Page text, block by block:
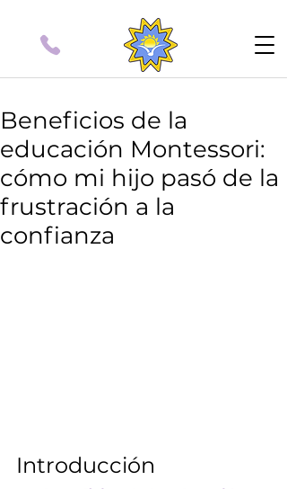
Beneficios de la
educación Montessori:
cómo mi hijo pasó de la
frustración a la
confianza
Introducción